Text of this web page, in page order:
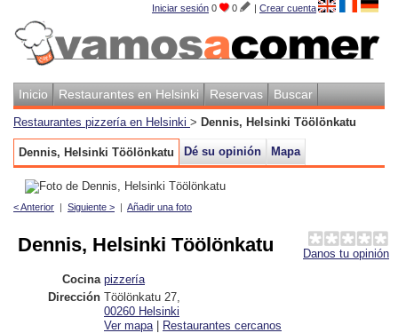
Iniciar sesión 0 0 | Crear cuenta
Inicio Restaurantes en Helsinki Reservas Buscar
Restaurantes pizzería en Helsinki > Dennis, Helsinki Töölönkatu
Dennis, Helsinki Töölönkatu Dé su opinión Mapa
< Anterior | Siguiente > | Añadir una foto
Danos tu opinión
Dennis, Helsinki Töölönkatu
Cocina pizzería
Dirección Töölönkatu 27
00260 Helsinki
Ver mapa | Restaurantes cercanos